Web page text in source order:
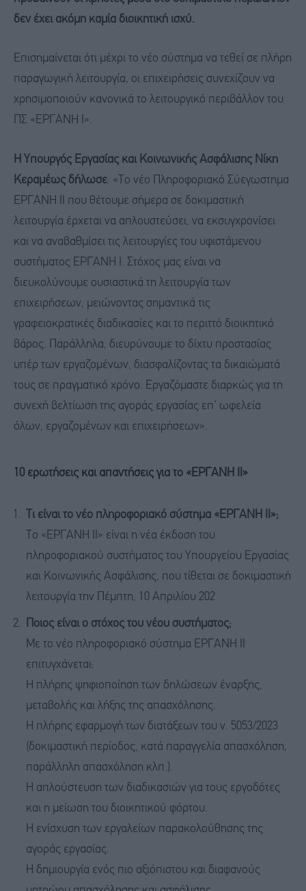
δεν έχει ακόμη καμία διοικητική ισχύ.
Επισημαίνεται ότι μέχρι το νέο σύστημα να τεθεί σε πλήρη
παραγωγική λειτουργία, οι επιχειρήσεις συνεχίζουν να
χρησιμοποιούν κανονικά το λειτουργικό περιβάλλον του
ΠΣ «ΕΡΓΑΝΗ Ι».
Η Υπουργός Εργασίας και Κοινωνικής Ασφάλισης Νίκη
Κεραμέως δήλωσε: «Το νέο Πληροφοριακό Σύεγωστημα
ΕΡΓΑΝΗ ΙΙ που θέτουμε σήμερα σε δοκιμαστική
λειτουργία έρχεται να απλουστεύσει, να εκσυγχρονίσει
και να αναβαθμίσει τις λειτουργίες του υφιστάμενου
συστήματος ΕΡΓΑΝΗ Ι. Στόχος μας είναι να
διευκολύνουμε ουσιαστικά τη λειτουργία των
επιχειρήσεων, μειώνοντας σημαντικά τις
γραφειοκρατικές διαδικασίες και το περιττό διοικητικό
βάρος. Παράλληλα, διευρύνουμε το δίχτυ προστασίας
υπέρ των εργαζομένων, διασφαλίζοντας τα δικαιώματά
τους σε πραγματικό χρόνο. Εργαζόμαστε διαρκώς για τη
συνεχή βελτίωση της αγοράς εργασίας επ' ωφελεία
όλων, εργαζομένων και επιχειρήσεων».
10 ερωτήσεις και απαντήσεις για το «ΕΡΓΑΝΗ ΙΙ»
Τι είναι το νέο πληροφοριακό σύστημα «ΕΡΓΑΝΗ ΙΙ»;
Το «ΕΡΓΑΝΗ ΙΙ» είναι η νέα έκδοση του
πληροφοριακού συστήματος του Υπουργείου Εργασίας
και Κοινωνικής Ασφάλισης, που τίθεται σε δοκιμαστική
λειτουργία την Πέμπτη, 10 Απριλίου 202
Ποιος είναι ο στόχος του νέου συστήματος;
Με το νέο πληροφοριακό σύστημα ΕΡΓΑΝΗ ΙΙ
επιτυγχάνεται:
Η πλήρης ψηφιοποίηση των δηλώσεων έναρξης,
μεταβολής και λήξης της απασχόλησης.
Η πλήρης εφαρμογή των διατάξεων του ν. 5053/2023
(δοκιμαστική περίοδος, κατά παραγγελία απασχόληση,
παράλληλη απασχόληση κλπ.).
Η απλούστευση των διαδικασιών για τους εργοδότες
και η μείωση του διοικητικού φόρτου.
Η ενίσχυση των εργαλείων παρακολούθησης της
αγοράς εργασίας.
Η δημιουργία ενός πιο αξιόπιστου και διαφανούς